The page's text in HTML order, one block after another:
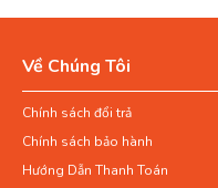
Về Chúng Tôi
Chính sách đổi trả
Chính sách bảo hành
Hướng Dẫn Thanh Toán